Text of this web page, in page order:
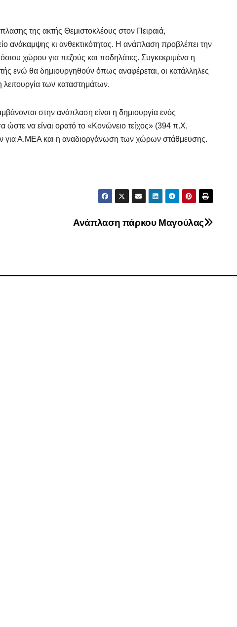
της ακτής Θεμιστοκλέους στον Πειραιά,
ανάκαμψης κι ανθεκτικότητας. Η ανάπλαση προβλέπει την
χώρου για πεζούς και ποδηλάτες. Συγκεκριμένα η
ενώ θα δημιουργηθούν όπως αναφέρεται, οι κατάλληλες
των καταστημάτων.
στην ανάπλαση είναι η δημιουργία ενός
να είναι ορατό το «Κονώνειο τείχος» (394 π.Χ,
για Α.ΜΕΑ και η αναδιοργάνωση των χώρων στάθμευσης.
Ανάπλαση πάρκου Μαγούλας